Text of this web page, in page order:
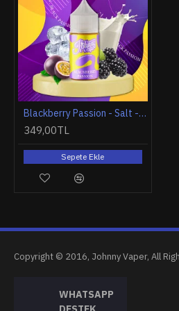
Blackberry Passion - Salt - 30ml
349,00TL
Sepete Ekle
Copyright © 2016, Johnny Vaper, All
WHATSAPP